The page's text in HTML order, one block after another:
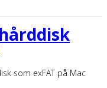
som exFAT på Mac